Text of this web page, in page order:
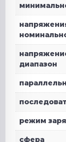
диапазон
режим
сфера